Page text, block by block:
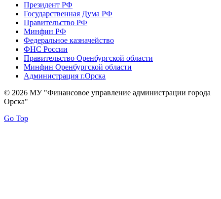
Президент РФ
Государственная Дума РФ
Правительство РФ
Минфин РФ
Федеральное казначейство
ФНС России
Правительство Оренбургской области
Минфин Оренбургской области
Администрация г.Орска
© 2026 МУ "Финансовое управление администрации города
Орска"
Go Top